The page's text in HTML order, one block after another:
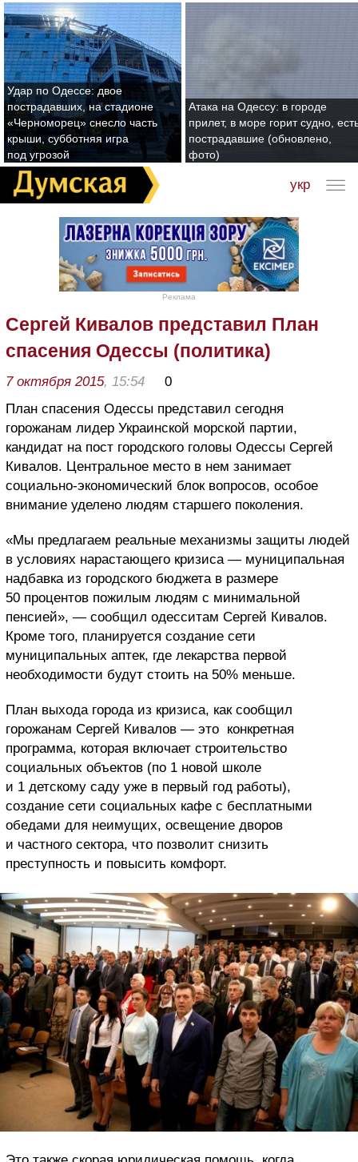
Удар по Одессе: двое
пострадавших, на стадионе
«Черноморец» снесло часть
крыши, субботняя игра
под угрозой
Атака на Одессу: в городе
прилет, в море горит судно,
пострадавшие (обновлено,
фото)
укр
Реклама
Сергей Кивалов представил План
спасения Одессы (политика)
7 октября 2015, 15:54
0
План спасения Одессы представил сегодня
горожанам лидер Украинской морской партии,
кандидат на пост городского головы Одессы Сергей
Кивалов. Центральное место в нем занимает
социально-экономический блок вопросов, особое
внимание уделено людям старшего поколения.
«Мы предлагаем реальные механизмы защиты людей
в условиях нарастающего кризиса — муниципальная
надбавка из городского бюджета в размере
50 процентов пожилым людям с минимальной
пенсией», — сообщил одесситам Сергей Кивалов.
Кроме того, планируется создание сети
муниципальных аптек, где лекарства первой
необходимости будут стоить на 50% меньше.
План выхода города из кризиса, как сообщил
горожанам Сергей Кивалов — это конкретная
программа, которая включает строительство
социальных объектов (по 1 новой школе
и 1 детскому саду уже в первый год работы),
создание сети социальных кафе с бесплатными
обедами для неимущих, освещение дворов
и частного сектора, что позволит снизить
преступность и повысить комфорт.